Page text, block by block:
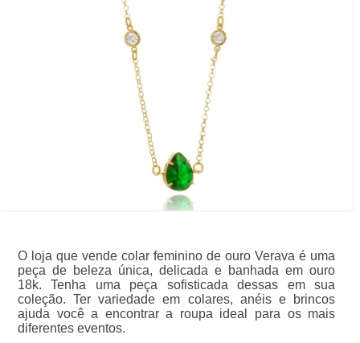
O loja que vende colar feminino de ouro Verava é uma
peça de beleza única, delicada e banhada em ouro
18k. Tenha uma peça sofisticada dessas em sua
coleção. Ter variedade em colares, anéis e brincos
ajuda você a encontrar a roupa ideal para os mais
diferentes eventos.